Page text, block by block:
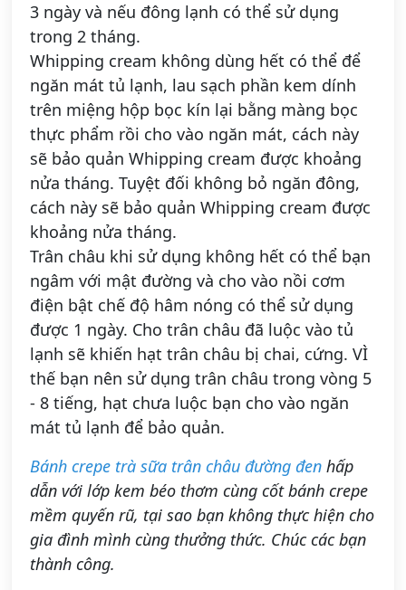
3 ngày và nếu đông lạnh có thể sử dụng
trong 2 tháng.
Whipping cream không dùng hết có thể để
ngăn mát tủ lạnh, lau sạch phần kem dính
trên miệng hộp bọc kín lại bằng màng bọc
thực phẩm rồi cho vào ngăn mát, cách này
sẽ bảo quản Whipping cream được khoảng
nửa tháng. Tuyệt đối không bỏ ngăn đông,
cách này sẽ bảo quản Whipping cream được
khoảng nửa tháng.
Trân châu khi sử dụng không hết có thể bạn
ngâm với mật đường và cho vào nồi cơm
điện bật chế độ hâm nóng có thể sử dụng
được 1 ngày. Cho trân châu đã luộc vào tủ
lạnh sẽ khiến hạt trân châu bị chai, cứng. VÌ
thế bạn nên sử dụng trân châu trong vòng 5
- 8 tiếng, hạt chưa luộc bạn cho vào ngăn
mát tủ lạnh để bảo quản.
Bánh crepe trà sữa trân châu đường đen hấp
dẫn với lớp kem béo thơm cùng cốt bánh crepe
mềm quyến rũ, tại sao bạn không thực hiện cho
gia đình mình cùng thưởng thức. Chúc các bạn
thành công.